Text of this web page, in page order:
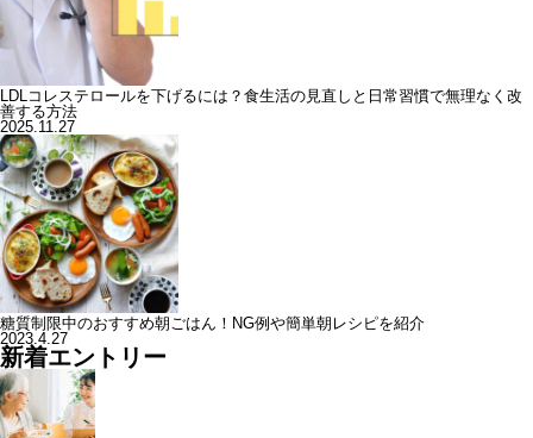
LDLコレステロールを下げるには？食生活の見直しと日常習慣で無理なく改
善する方法
2025.11.27
糖質制限中のおすすめ朝ごはん！NG例や簡単朝レシピを紹介
2023.4.27
新着エントリー